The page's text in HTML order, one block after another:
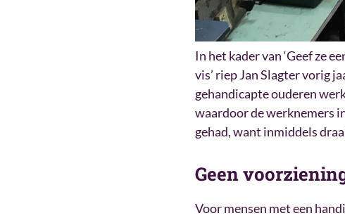
In het kader van ‘Geef ze
vis’ riep Jan Slagter vorig
gehandicapte ouderen
waardoor de werknemers
gehad, want inmiddels
Geen
Voor mensen met een